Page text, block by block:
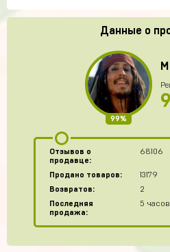
Данные о
99%
Отзывов о
продавце:
68106
Продано товаров:
13179
Возвратов:
2
Последняя
продажа:
5